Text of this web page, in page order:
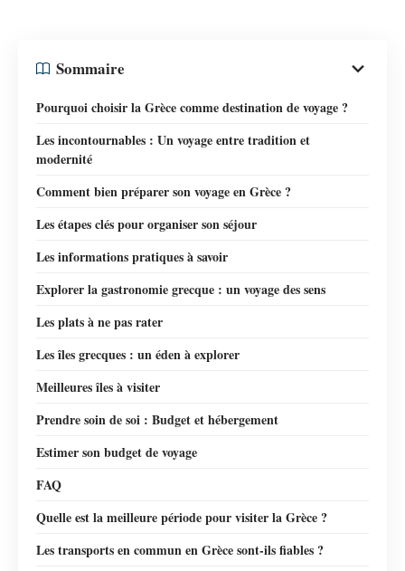
Sommaire
Pourquoi choisir la Grèce comme destination de voyage ?
Les incontournables : Un voyage entre tradition et
modernité
Comment bien préparer son voyage en Grèce ?
Les étapes clés pour organiser son séjour
Les informations pratiques à savoir
Explorer la gastronomie grecque : un voyage des sens
Les plats à ne pas rater
Les îles grecques : un éden à explorer
Meilleures îles à visiter
Prendre soin de soi : Budget et hébergement
Estimer son budget de voyage
FAQ
Quelle est la meilleure période pour visiter la Grèce ?
Les transports en commun en Grèce sont-ils fiables ?